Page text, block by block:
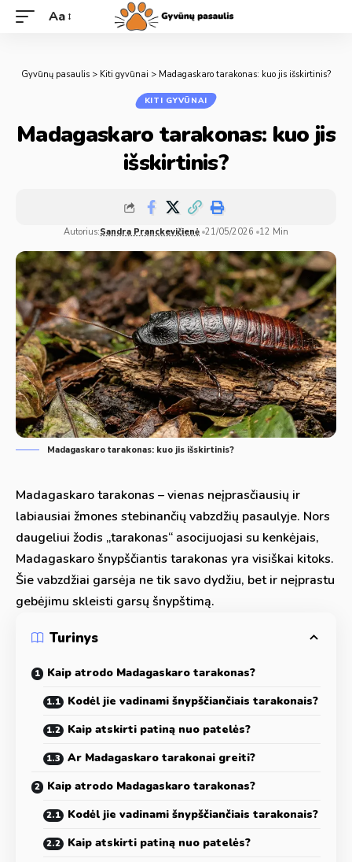
Aa
Gyvūnų pasaulis > Kiti gyvūnai > Madagaskaro tarakonas: kuo jis išskirtinis?
KITI GYVŪNAI
Madagaskaro tarakonas: kuo jis
išskirtinis?
Autorius:Sandra Pranckevičienė 21/05/2026 12 Min
Madagaskaro tarakonas: kuo jis išskirtinis?
Madagaskaro tarakonas – vienas neįprasčiausių ir
labiausiai žmones stebinančių vabzdžių pasaulyje. Nors
daugeliui žodis „tarakonas“ asocijuojasi su kenkėjais,
Madagaskaro šnypščiantis tarakonas yra visiškai kitoks.
Šie vabzdžiai garsėja ne tik savo dydžiu, bet ir neįprastu
gebėjimu skleisti garsų šnypštimą.
Turinys
Kaip atrodo Madagaskaro tarakonas?
Kodėl jie vadinami šnypščiančiais tarakonais?
Kaip atskirti patiną nuo patelės?
Ar Madagaskaro tarakonai greiti?
Kaip atrodo Madagaskaro tarakonas?
Kodėl jie vadinami šnypščiančiais tarakonais?
Kaip atskirti patiną nuo patelės?